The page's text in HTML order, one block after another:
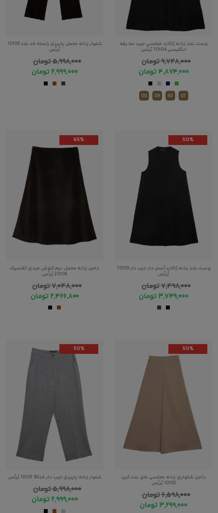
وست بلند زنانه ژاکارد مجلسی جیب نما یقه
انگلیسی 70104 بُرنُس
۹,۷۴۸,۰۰۰تومان
۴,۸۷۴,۰۰۰ تومان
00 : 09 : 50 : 07
شلوار زنانه مخمل پاییزی راسته قد بلند 10109
بُرنُس
۵,۹۹۸,۰۰۰تومان
۲,۹۹۹,۰۰۰ تومان
50%
وست بلند زنانه ژاکارد آستر دار جیب دار 70103
بُرنُس
۷,۴۹۸,۰۰۰تومان
۳,۷۴۹,۰۰۰تومان
65%
دامن زنانه مخمل نیم کلوش میدی کلاسیک
20106 بُرنُس
۷,۰۴۸,۰۰۰تومان
۲,۴۶۶,۸۰۰ تومان
50%
دامن شلواری زنانه مجلسی فاق بلند کرپ
10102 بُرنُس
۶,۵۹۸,۰۰۰تومان
۳,۲۹۹,۰۰۰تومان
50%
شلوار زنانه پاییزی جیب دار قد90 10107 بُرنُس
۵,۹۹۸,۰۰۰تومان
۲,۹۹۹,۰۰۰ تومان